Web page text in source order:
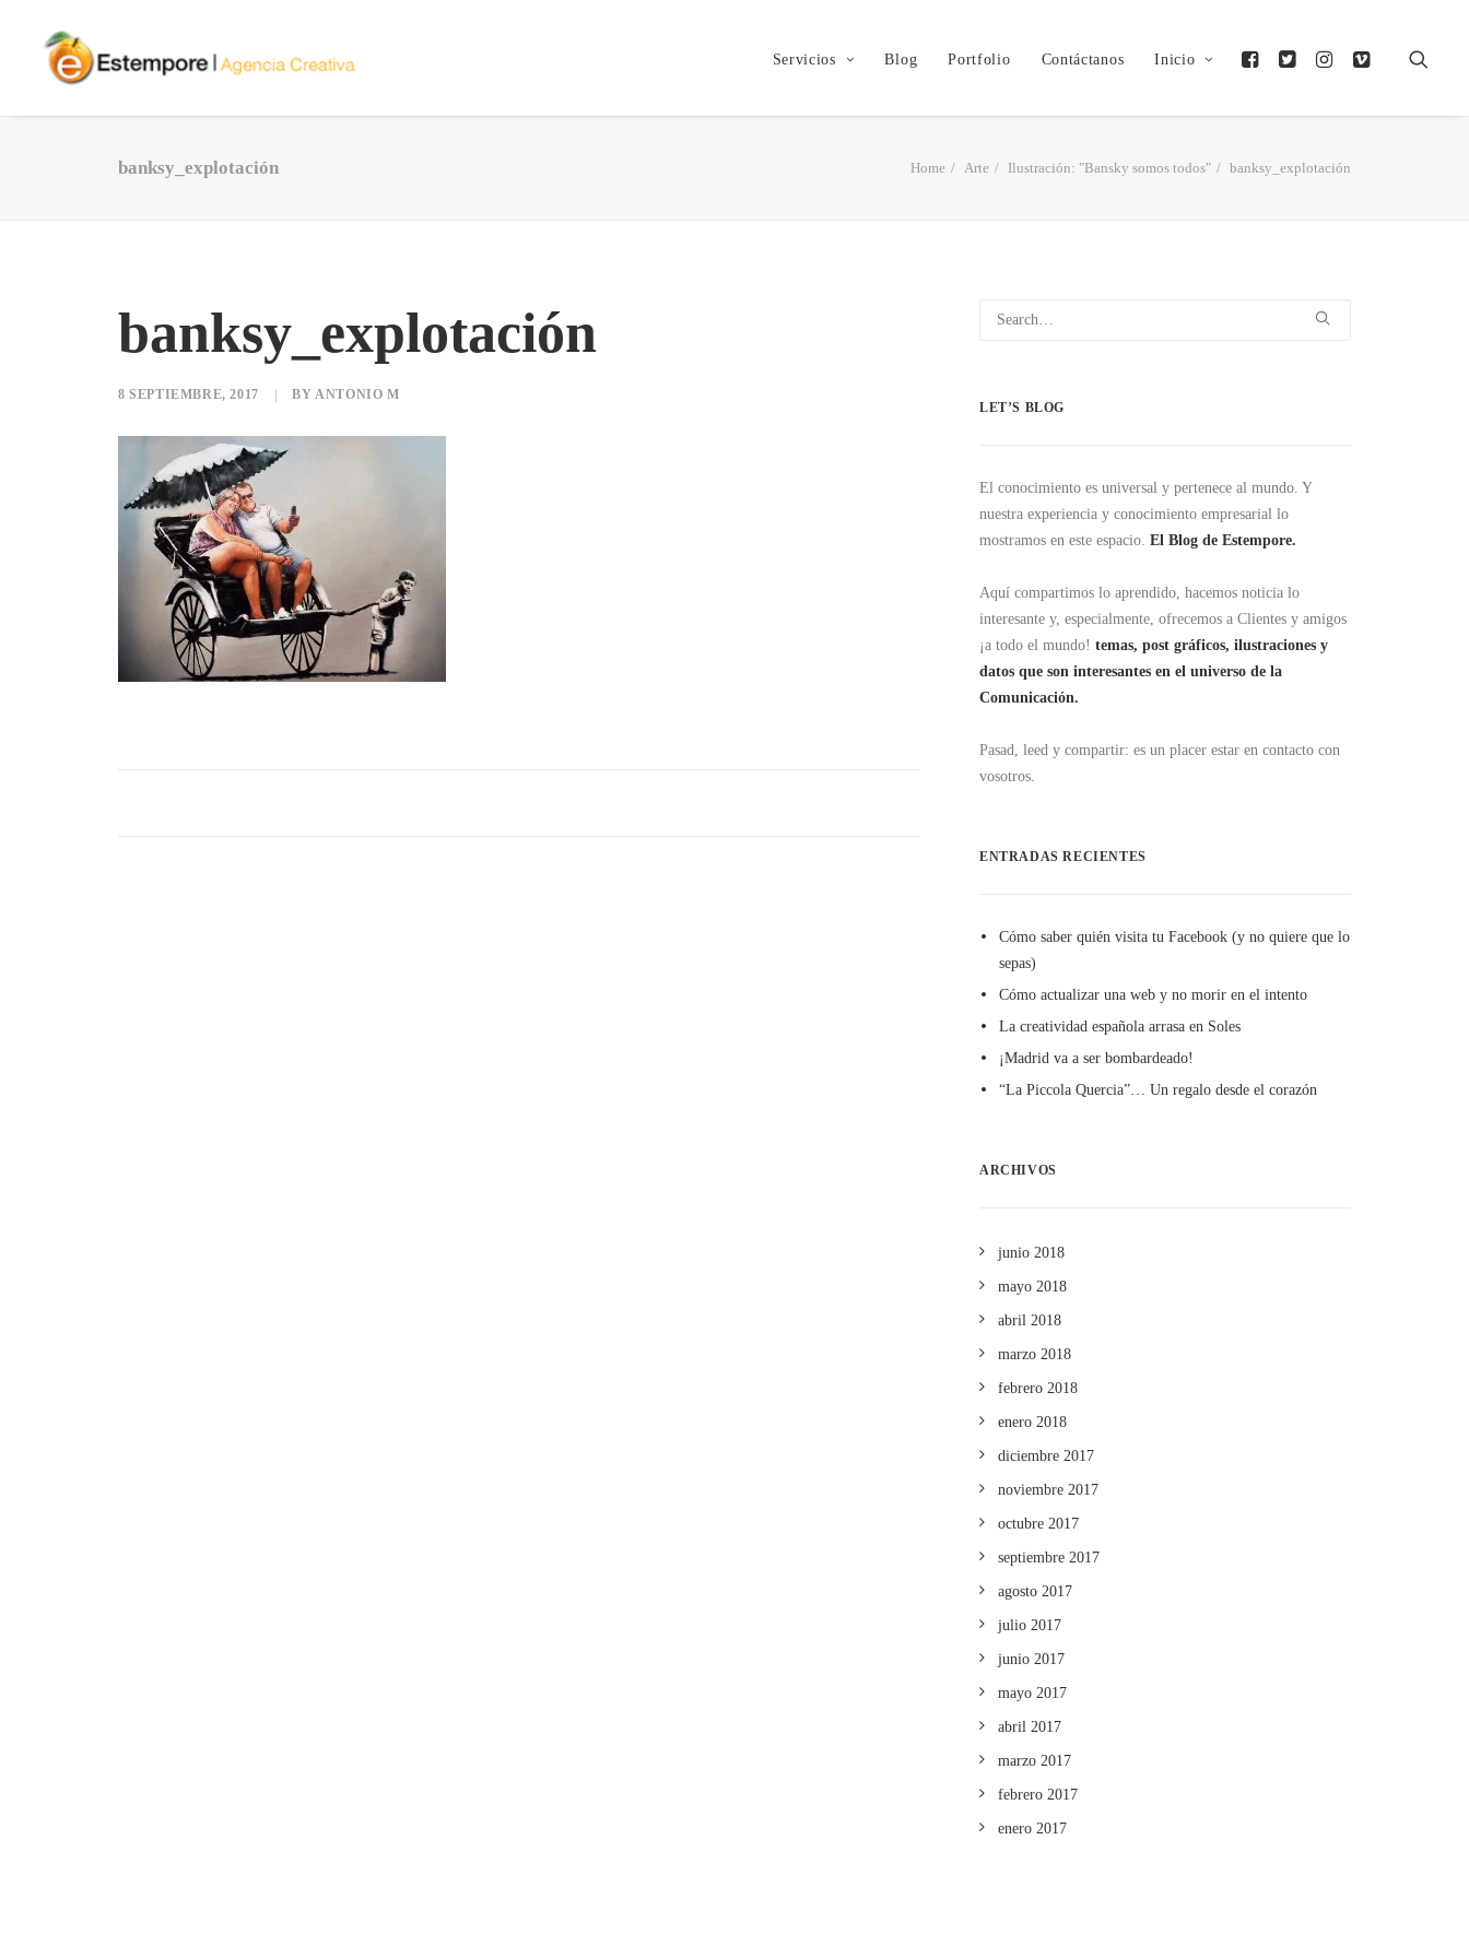
Servicios Blog Portfolio Contáctanos Inicio
banksy_explotación Home Arte Ilustración: "Bansky somos todos" banksy_explotación
banksy_explotación
8 SEPTIEMBRE, 2017 BYANTONIO M
LET’S BLOG
El conocimiento es universal y pertenece al mundo. Y
nuestra experiencia y conocimiento empresarial lo
mostramos en este espacio. El Blog de Estempore.
Aquí compartimos lo aprendido, hacemos noticia lo
interesante y, especialmente, ofrecemos a Clientes y amigos
¡a todo el mundo! temas, post gráficos, ilustraciones y
datos que son interesantes en el universo de la
Comunicación.
Pasad, leed y compartir: es un placer estar en contacto con
vosotros.
ENTRADAS RECIENTES
Cómo saber quién visita tu Facebook (y no quiere que lo
sepas)
Cómo actualizar una web y no morir en el intento
La creatividad española arrasa en Soles
¡Madrid va a ser bombardeado!
“La Piccola Quercia”… Un regalo desde el corazón
ARCHIVOS
junio 2018
mayo 2018
abril 2018
marzo 2018
febrero 2018
enero 2018
diciembre 2017
noviembre 2017
octubre 2017
septiembre 2017
agosto 2017
julio 2017
junio 2017
mayo 2017
abril 2017
marzo 2017
febrero 2017
enero 2017